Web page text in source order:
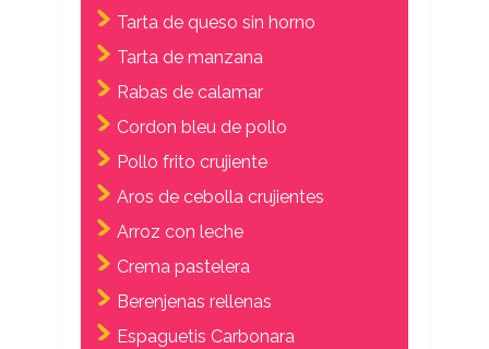
Tarta de queso sin horno
Tarta de manzana
Rabas de calamar
Cordon bleu de pollo
Pollo frito crujiente
Aros de cebolla crujientes
Arroz con leche
Crema pastelera
Berenjenas rellenas
Espaguetis Carbonara